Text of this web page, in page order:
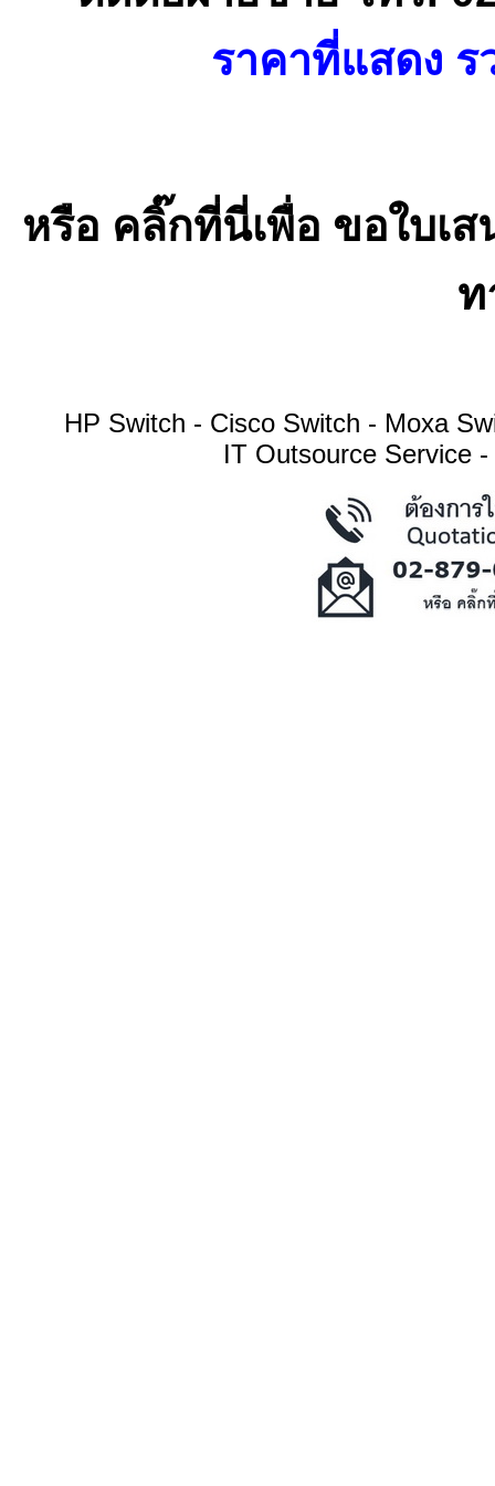
ราคาที่แสดง
หรือ คลิ๊กที่นี่เพื่อ ขอใบเ
ท
HP Switch - Cisco Switch - Moxa
IT Outsource Service